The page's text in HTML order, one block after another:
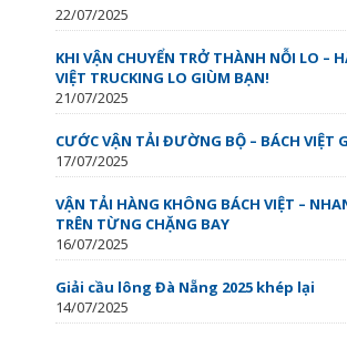
22/07/2025
KHI VẬN CHUYỂN TRỞ THÀNH NỖI LO –
VIỆT TRUCKING LO GIÙM BẠN!
21/07/2025
CƯỚC VẬN TẢI ĐƯỜNG BỘ – BÁCH VIỆT
17/07/2025
VẬN TẢI HÀNG KHÔNG BÁCH VIỆT –
TRÊN TỪNG CHẶNG BAY
16/07/2025
Giải cầu lông Đà Nẵng 2025 khép lại
14/07/2025